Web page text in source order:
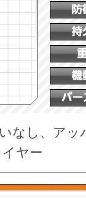
なし、アッ
ヤー